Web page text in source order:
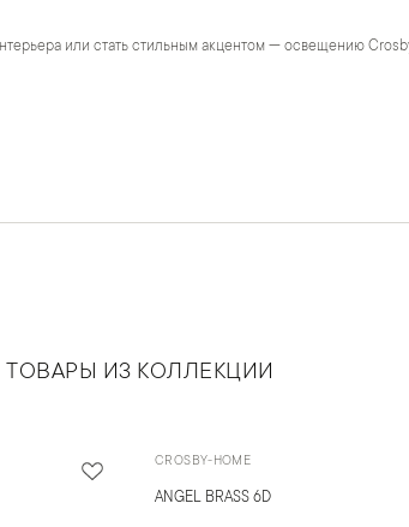
или стать стильным акцентом — освещению
ТОВАРЫ ИЗ КОЛЛЕКЦИИ
CROSBY-HOME
ANGEL BRASS 6D